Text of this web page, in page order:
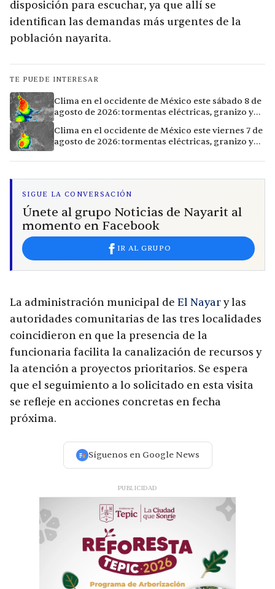
disposición para escuchar, ya que allí se
identifican las demandas más urgentes de la
población nayarita.
TE PUEDE INTERESAR
Clima en el occidente de México este sábado 8 de
agosto de 2026: tormentas eléctricas, granizo y
Clima en el occidente de México este viernes 7 de
agosto de 2026: tormentas eléctricas, granizo y
SIGUE LA CONVERSACIÓN
Únete al grupo Noticias de Nayarit al
momento en Facebook
IR AL GRUPO
La administración municipal de El Nayary las
autoridades comunitarias de las tres localidades
coincidieron en que la presencia de la
funcionaria facilita la canalización de recursos y
la atención a proyectos prioritarios. Se espera
que el seguimiento a lo solicitado en esta visita
se refleje en acciones concretas en fecha
próxima.
Síguenos en Google News
PUBLICIDAD